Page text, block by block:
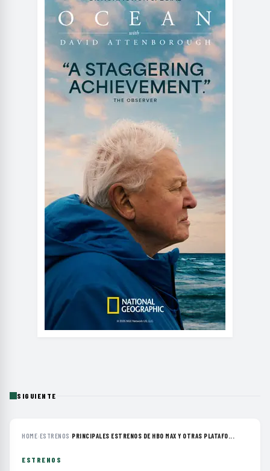
SIGUIENTE
HOME›ESTRENOS ›PRINCIPALES ESTRENOS DE HBO MAX Y OTRAS PLATAFO...
ESTRENOS